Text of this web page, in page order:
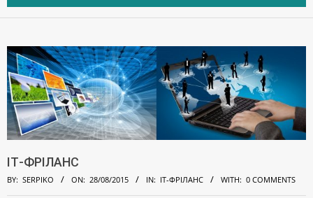
ІТ-ФРІЛАНС
BY: SERPIKO ON: 28/08/2015 IN: ІТ-ФРІЛАНС WITH: 0 COMMENTS